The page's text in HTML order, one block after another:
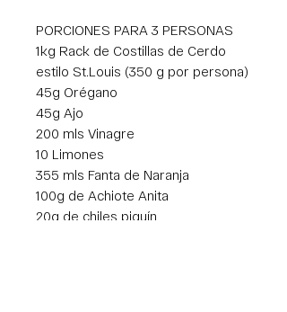
PORCIONES PARA 3 PERSONAS
1kg Rack de Costillas de Cerdo
estilo St.Louis (350 g por persona)
45g Orégano
45g Ajo
200 mls Vinagre
10 Limones
355 mls Fanta de Naranja
100g de Achiote Anita
20g de chiles piquín